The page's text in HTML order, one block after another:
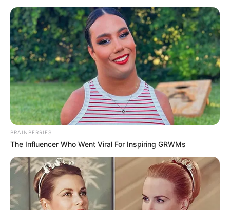
Hier werden die schönsten Schlösservorgestellt.
BRAINBERRIES
The Influencer Who Went Viral For Inspiring GRWMs